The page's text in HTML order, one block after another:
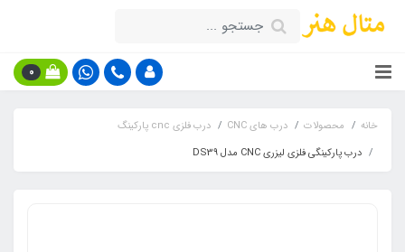
0
خانه محصولات درب های CNC
درب فلزی cnc پارکینگ
درب پارکینگی فلزی لیزری CNC مدل DS39